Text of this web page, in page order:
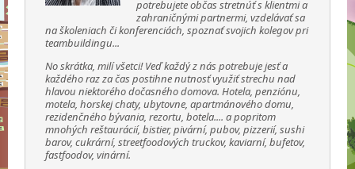
potrebujete občas stretnúť s klientmi a
zahraničnými partnermi, vzdelávať sa
na školeniach či konferenciách, spoznať svojich kolegov pri
teambuildingu...
No skrátka, milí všetci! Veď každý z nás potrebuje jesť a
každého raz za čas postihne nutnosť využiť strechu nad
hlavou niektorého dočasného domova. Hotela, penziónu,
motela, horskej chaty, ubytovne, apartmánového domu,
rezidenčného bývania, rezortu, botela.... a popritom
mnohých reštaurácií, bistier, pivární, pubov, pizzerií, sushi
barov, cukrární, streetfoodových truckov, kaviarní, bufetov,
fastfoodov, vinární.